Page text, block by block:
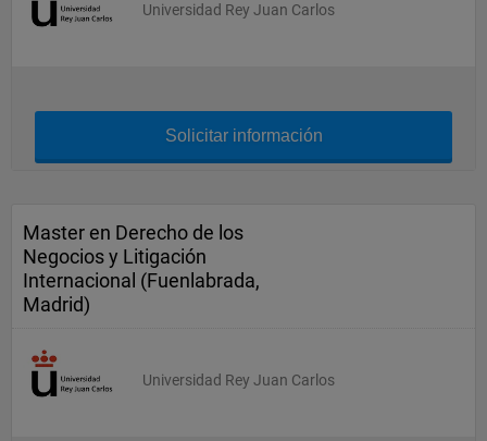
Universidad Rey Juan Carlos
Solicitar información
Master en Derecho de los
Negocios y Litigación
Internacional (Fuenlabrada,
Madrid)
Universidad Rey Juan Carlos